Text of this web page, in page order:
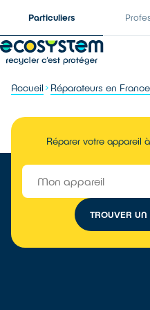
Particuliers
Accueil Réparateurs en France
Réparer votre appareil
TROUVER UN